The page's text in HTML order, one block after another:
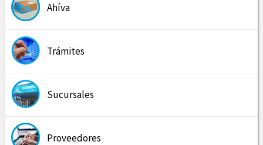
Ahíva
Trámites
Sucursales
Proveedores